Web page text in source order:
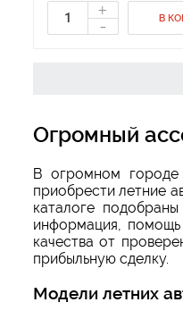
+
- В
Огромный
В огромном городе
приобрести летние
каталоге
информация, помощь
качества от
прибыльную сделку.
Модели летних